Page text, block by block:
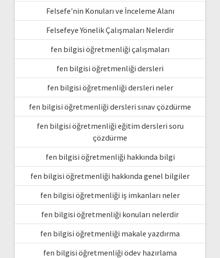
Felsefe'nin Konuları ve İnceleme Alanı
Felsefeye Yönelik Çalışmaları Nelerdir
fen bilgisi öğretmenliği çalışmaları
fen bilgisi öğretmenliği dersleri
fen bilgisi öğretmenliği dersleri neler
fen bilgisi öğretmenliği dersleri sınav çözdürme
fen bilgisi öğretmenliği eğitim dersleri soru
çözdürme
fen bilgisi öğretmenliği hakkında bilgi
fen bilgisi öğretmenliği hakkında genel bilgiler
fen bilgisi öğretmenliği iş imkanları neler
fen bilgisi öğretmenliği konuları nelerdir
fen bilgisi öğretmenliği makale yazdırma
fen bilgisi öğretmenliği ödev hazırlama